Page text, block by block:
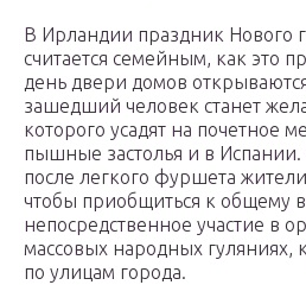
В Ирландии праздник Нового
считается семейным, как это
день двери домов
зашедший человек станет
которого усадят на почетное
пышные застолья и в
после легкого фуршета
чтобы приобщиться к общему
непосредственное участие в
массовых народных гуляниях,
по улицам города.